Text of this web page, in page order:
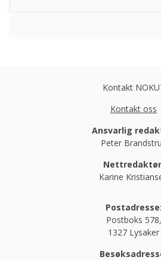
Kontakt
Kontakt oss
Ansvarlig
Peter
Karine
Postadresse:
Postboks 578,
1327 Lysaker